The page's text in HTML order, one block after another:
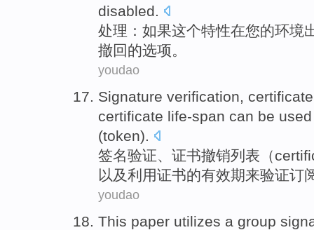
disabled.
处理 ： 如果这个特性在您的环境
撤回 的选项。
youdao
Signature verification, certificate
certificate life-span can be used
(token).
签名验证、 证书撤销列表 （
以及利用证书的有效期来验证订
youdao
This paper utilizes a group